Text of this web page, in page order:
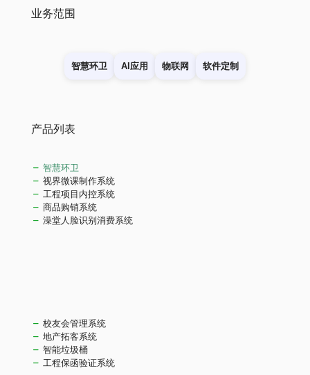
业务范围
智慧环卫 AI应用 物联网 软件定制
产品列表
智慧环卫
视界微课制作系统
工程项目内控系统
商品购销系统
澡堂人脸识别消费系统
校友会管理系统
地产拓客系统
智能垃圾桶
工程保函验证系统